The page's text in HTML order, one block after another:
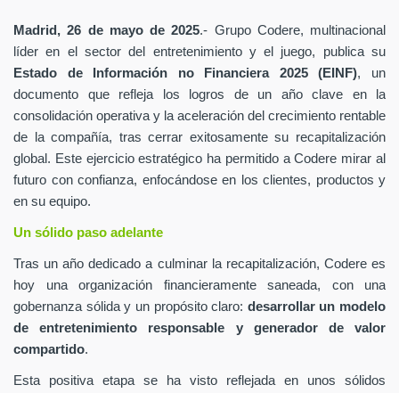
Madrid, 26 de mayo de 2025.- Grupo Codere, multinacional
líder en el sector del entretenimiento y el juego, publica su
Estado de Información no Financiera 2025 (EINF), un
documento que refleja los logros de un año clave en la
consolidación operativa y la aceleración del crecimiento rentable
de la compañía, tras cerrar exitosamente su recapitalización
global. Este ejercicio estratégico ha permitido a Codere mirar al
futuro con confianza, enfocándose en los clientes, productos y
en su equipo.
Un sólido paso adelante
Tras un año dedicado a culminar la recapitalización, Codere es
hoy una organización financieramente saneada, con una
gobernanza sólida y un propósito claro: desarrollar un modelo
de entretenimiento responsable y generador de valor
compartido.
Esta positiva etapa se ha visto reflejada en unos sólidos